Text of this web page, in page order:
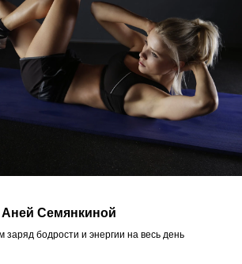
Аней Семянкиной
бодрости и энергии на весь день